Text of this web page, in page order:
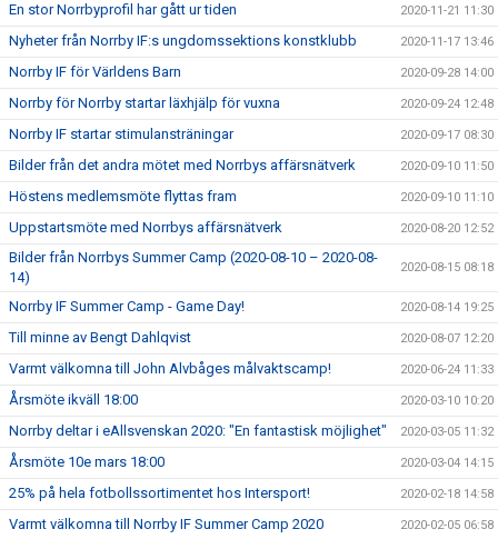
En stor Norrbyprofil har gått ur tiden 2020-11-21 11:30
Nyheter från Norrby IF:s ungdomssektions konstklubb 2020-11-17 13:46
Norrby IF för Världens Barn 2020-09-28 14:00
Norrby för Norrby startar läxhjälp för vuxna 2020-09-24 12:48
Norrby IF startar stimulansträningar 2020-09-17 08:30
Bilder från det andra mötet med Norrbys affärsnätverk 2020-09-10 11:50
Höstens medlemsmöte flyttas fram 2020-09-10 11:10
Uppstartsmöte med Norrbys affärsnätverk 2020-08-20 12:52
Bilder från Norrbys Summer Camp (2020-08-10 – 2020-08-
14)
2020-08-15 08:18
Norrby IF Summer Camp - Game Day! 2020-08-14 19:25
Till minne av Bengt Dahlqvist 2020-08-07 12:20
Varmt välkomna till John Alvbåges målvaktscamp! 2020-06-24 11:33
Årsmöte ikväll 18:00 2020-03-10 10:20
Norrby deltar i eAllsvenskan 2020: "En fantastisk möjlighet" 2020-03-05 11:32
Årsmöte 10e mars 18:00 2020-03-04 14:15
25% på hela fotbollssortimentet hos Intersport! 2020-02-18 14:58
Varmt välkomna till Norrby IF Summer Camp 2020 2020-02-05 06:58